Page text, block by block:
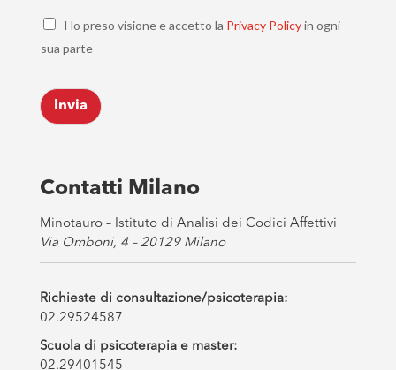
*
C
e
k
b
o
s
*
Ho preso visione e accetto la Privacy Policyin ogni
sua parte
Invia
Contatti Milano
Minotauro – Istituto di Analisi dei Codici Affettivi
Via Omboni, 4 – 20129 Milano
Richieste di consultazione/psicoterapia:
02.29524587
Scuola di psicoterapia e master:
02.29401545